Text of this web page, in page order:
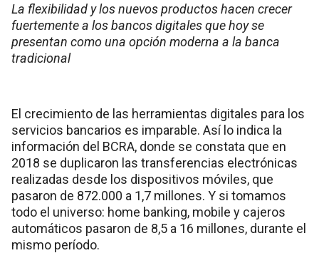
La flexibilidad y los nuevos productos hacen crecer
fuertemente a los bancos digitales que hoy se
presentan como una opción moderna a la banca
tradicional
El crecimiento de las herramientas digitales para los
servicios bancarios es imparable. Así lo indica la
información del BCRA, donde se constata que en
2018 se duplicaron las transferencias electrónicas
realizadas desde los dispositivos móviles, que
pasaron de 872.000 a 1,7 millones. Y si tomamos
todo el universo: home banking, mobile y cajeros
automáticos pasaron de 8,5 a 16 millones, durante el
mismo período.